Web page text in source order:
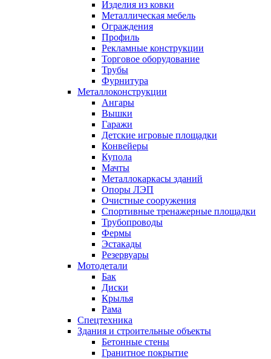
Изделия из ковки
Металлическая мебель
Ограждения
Профиль
Рекламные конструкции
Торговое оборудование
Трубы
Фурнитура
Металлоконструкции
Ангары
Вышки
Гаражи
Детские игровые площадки
Конвейеры
Купола
Мачты
Металлокаркасы зданий
Опоры ЛЭП
Очистные сооружения
Спортивные тренажерные площадки
Трубопроводы
Фермы
Эстакады
Резервуары
Мотодетали
Бак
Диски
Крылья
Рама
Спецтехника
Здания и строительные объекты
Бетонные стены
Гранитное покрытие